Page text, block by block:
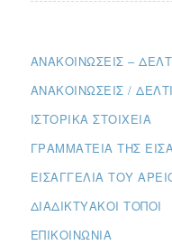
ΑΝΑΚΟΙΝΏΣΕΙΣ –
ΑΝΑΚΟΙΝΏΣΕΙΣ /
ΙΣΤΟΡΙΚΆ ΣΤΟΙΧΕΊΑ
ΓΡΑΜΜΑΤΕΊΑ ΤΗΣ
ΕΙΣΑΓΓΕΛΊΑ ΤΟΥ
ΔΙΑΔΙΚΤΥΑΚΟΊ ΤΌΠΟΙ
ΕΠΙΚΟΙΝΩΝΊΑ